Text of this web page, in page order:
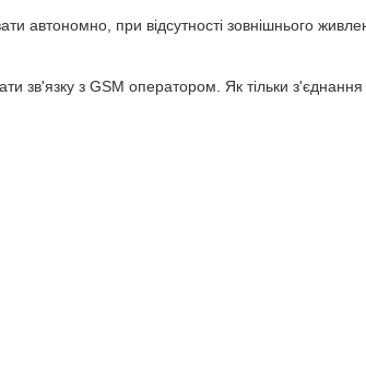
при відсутності зовнішнього
зв'язку з GSM оператором. Як тільки